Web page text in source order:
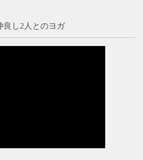
良し2人とのヨガ